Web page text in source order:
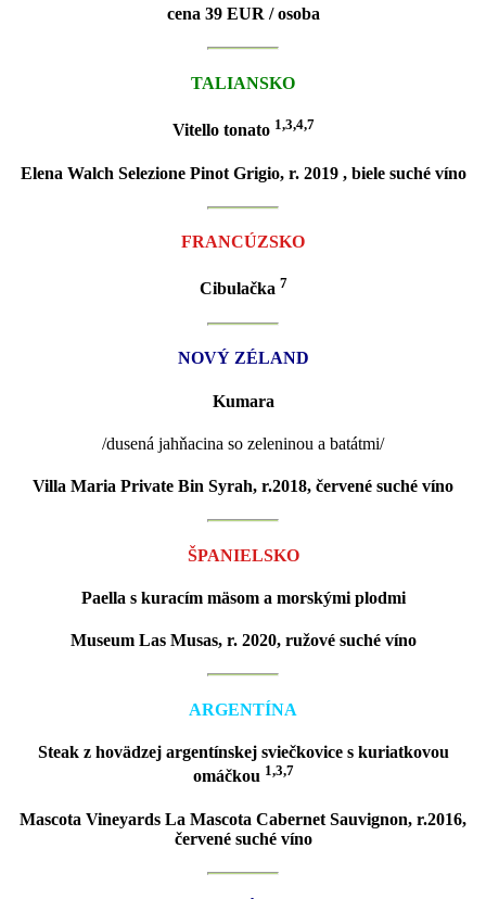
cena 39 EUR / osoba
TALIANSKO
Vitello tonato 1,3,4,7
Elena Walch Selezione Pinot Grigio, r. 2019 , biele suché víno
FRANCÚZSKO
Cibulačka 7
NOVÝ ZÉLAND
Kumara
/dusená jahňacina so zeleninou a batátmi/
Villa Maria Private Bin Syrah, r.2018, červené suché víno
ŠPANIELSKO
Paella s kuracím mäsom a morskými plodmi
Museum Las Musas, r. 2020, ružové suché víno
ARGENTÍNA
Steak z hovädzej argentínskej sviečkovice s kuriatkovou
omáčkou 1,3,7
Mascota Vineyards La Mascota Cabernet Sauvignon, r.2016,
červené suché víno